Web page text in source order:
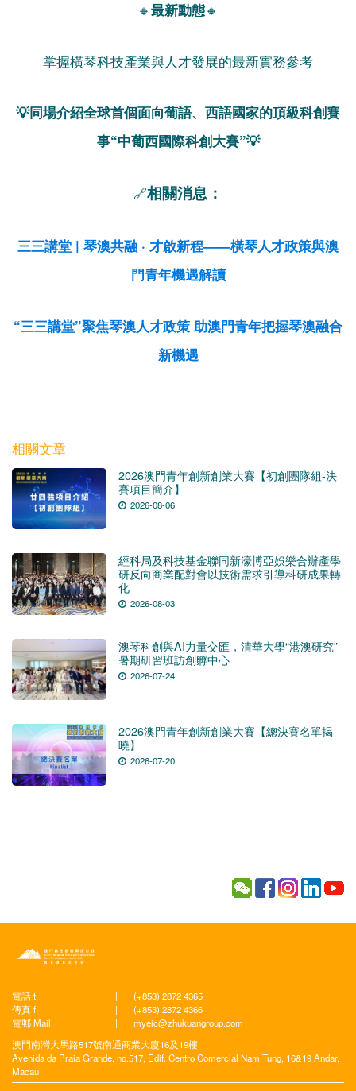
🔸最新動態🔸
掌握橫琴科技產業與人才發展的最新實務參考
💡同場介紹全球首個面向葡語、西語國家的頂級科創賽
事“中葡西國際科創大賽”💡
🔗相關消息：
三三講堂 | 琴澳共融 · 才啟新程——橫琴人才政策與澳
門青年機遇解讀
“三三講堂”聚焦琴澳人才政策 助澳門青年把握琴澳融合
新機遇
相關文章
2026澳門青年創新創業大賽【初創團隊組-決
賽項目簡介】
2026-08-06
經科局及科技基金聯同新濠博亞娛樂合辦產學
研反向商業配對會以技術需求引導科研成果轉
化
2026-08-03
澳琴科創與AI力量交匯，清華大學“港澳研究”
暑期研習班訪創孵中心
2026-07-24
2026澳門青年創新創業大賽【總決賽名單揭
曉】
2026-07-20
電話 t. |
(+853) 2872 4365
傳真 f.
|
(+853) 2872 4366
電郵 Mail
|
myeic@zhukuangroup.com
澳門南灣大馬路517號南通商業大廈16及19樓
Avenida da Praia Grande, no.517, Edif. Centro Comercial Nam Tung, 16&19 Andar,
Macau